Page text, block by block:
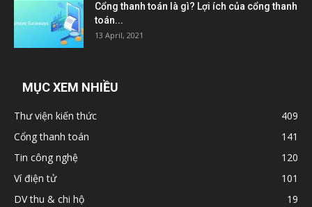
Cổng thanh toán là gì? Lợi ích của cổng thanh
toán...
13 April, 2021
MỤC XEM NHIỀU
Thư viện kiến thức
409
Cổng thanh toán
141
Tin công nghệ
120
Ví điện tử
101
DV thu & chi hộ
19